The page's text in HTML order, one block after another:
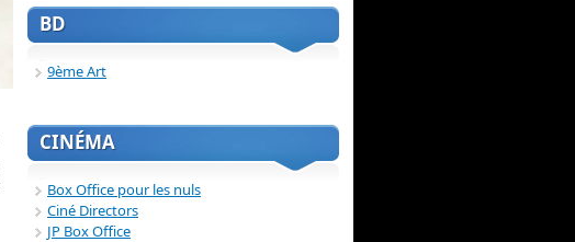
BD
9ème Art
CINÉMA
Box Office pour les nuls
Ciné Directors
JP Box Office